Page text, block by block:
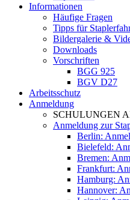
Informationen
Häufige Fragen
Tipps für
Bildergalerie &
Downloads
Vorschriften
BGG 925
BGV D27
Arbeitsschutz
Anmeldung
SCHULUNGEN
Anmeldung zur
Berlin:
Bielefeld:
Bremen:
Frankfurt:
Hamburg:
Hannover: